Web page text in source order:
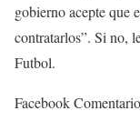
gobierno acepte que
contratarlos”. Si no,
Futbol.
Facebook